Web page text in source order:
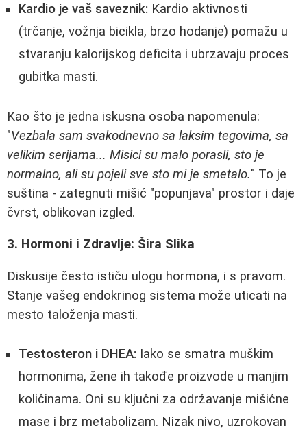
Kardio je vaš saveznik: Kardio aktivnosti
(trčanje, vožnja bicikla, brzo hodanje) pomažu u
stvaranju kalorijskog deficita i ubrzavaju proces
gubitka masti.
Kao što je jedna iskusna osoba napomenula:
"Vezbala sam svakodnevno sa laksim tegovima, sa
velikim serijama... Misici su malo porasli, sto je
normalno, ali su pojeli sve sto mi je smetalo." To je
suština - zategnuti mišić "popunjava" prostor i daje
čvrst, oblikovan izgled.
3. Hormoni i Zdravlje: Šira Slika
Diskusije često ističu ulogu hormona, i s pravom.
Stanje vašeg endokrinog sistema može uticati na
mesto taloženja masti.
Testosteron i DHEA: Iako se smatra muškim
hormonima, žene ih takođe proizvode u manjim
količinama. Oni su ključni za održavanje mišićne
mase i brz metabolizam. Nizak nivo, uzrokovan